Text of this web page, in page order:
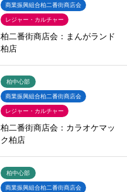
商業振興組合柏二番街商店会
レジャー・カルチャー
柏二番街商店会：まんがランド
柏店
柏中心部
商業振興組合柏二番街商店会
レジャー・カルチャー
柏二番街商店会：カラオケマッ
ク柏店
柏中心部
商業振興組合柏二番街商店会